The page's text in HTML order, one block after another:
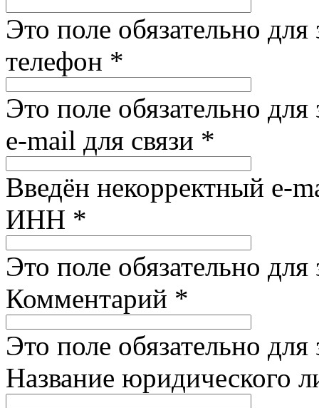
Это поле обязательно для
телефон *
Это поле обязательно для
e-mail для связи *
Введён некорректный e-
ИНН *
Это поле обязательно для
Комментарий *
Это поле обязательно для
Название юридического